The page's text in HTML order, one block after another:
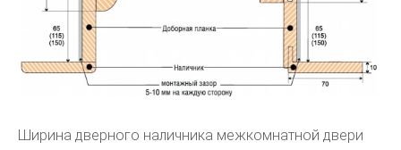
Ширина дверного наличника межкомнатной двери